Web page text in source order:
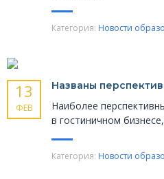
Категория: Новости
13
ФЕВ
Названы
Наиболее
в гостиничном
Категория: Новости